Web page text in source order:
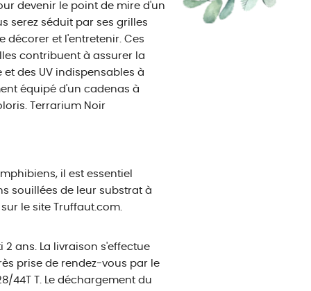
devenir le point de mire d'un
serez séduit par ses grilles
décorer et l'entretenir. Ces
contribuent à assurer la
des UV indispensables à
équipé d'un cadenas à
Terrarium Noir
il est essentiel
souillées de leur substrat à
le site Truffaut.com.
ans. La livraison s'effectue
prise de rendez-vous par le
44T T. Le déchargement du